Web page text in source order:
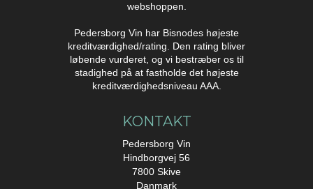
webshoppen.
Pedersborg Vin har Bisnodes højeste
kreditværdighed/rating. Den rating bliver
løbende vurderet, og vi bestræber os til
stadighed på at fastholde det højeste
kreditværdighedsniveau AAA.
KONTAKT
Pedersborg Vin
Hindborgvej 56
7800 Skive
Danmark